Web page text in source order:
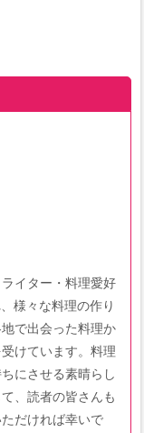
イター・料理愛好
様々な料理の作り
で出会った料理か
けています。料理
にさせる素晴らし
、読者の皆さんも
だければ幸いで